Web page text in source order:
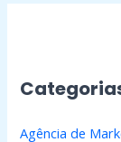
s
Agência de